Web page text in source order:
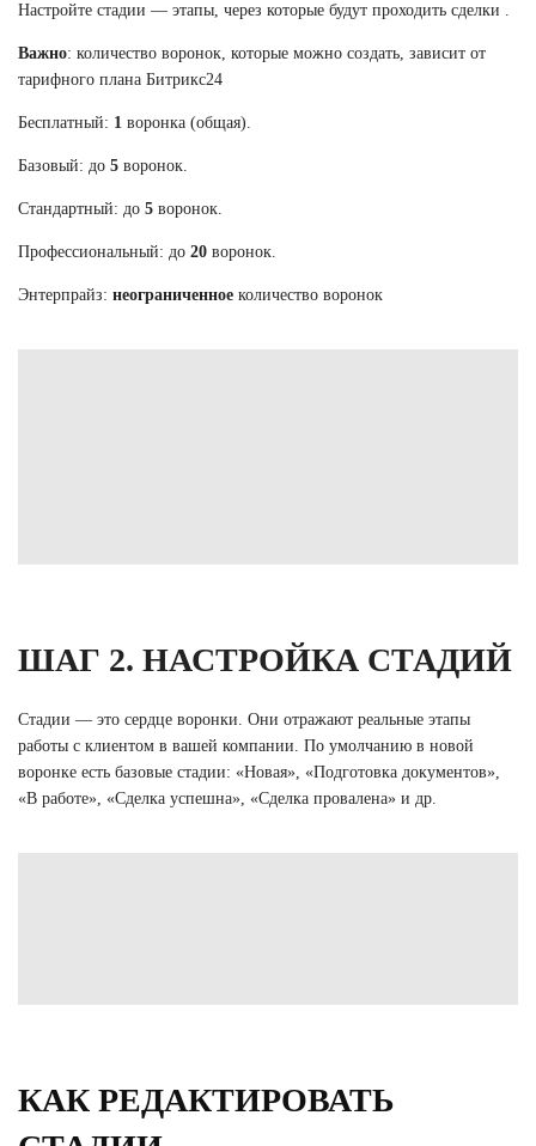
Настройте стадии — этапы, через которые будут проходить сделки .
Важно: количество воронок, которые можно создать, зависит от
тарифного плана Битрикс24
Бесплатный: 1 воронка (общая).
Базовый: до 5 воронок.
Стандартный: до 5 воронок.
Профессиональный: до 20 воронок.
Энтерпрайз: неограниченное количество воронок
ШАГ 2. НАСТРОЙКА СТАДИЙ
Стадии — это сердце воронки. Они отражают реальные этапы
работы с клиентом в вашей компании. По умолчанию в новой
воронке есть базовые стадии: «Новая», «Подготовка документов»,
«В работе», «Сделка успешна», «Сделка провалена» и др.
КАК РЕДАКТИРОВАТЬ